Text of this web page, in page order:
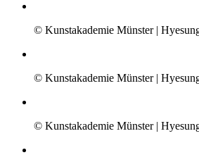
© Kunstakademie Münster |
© Kunstakademie Münster |
© Kunstakademie Münster |